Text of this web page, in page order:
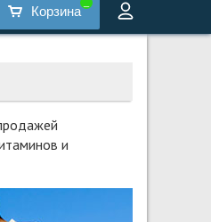
Корзина
и